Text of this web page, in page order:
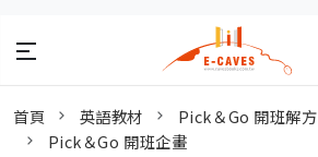
首頁 英語教材
Pick＆Go 開班解方
Pick＆Go 開班企畫